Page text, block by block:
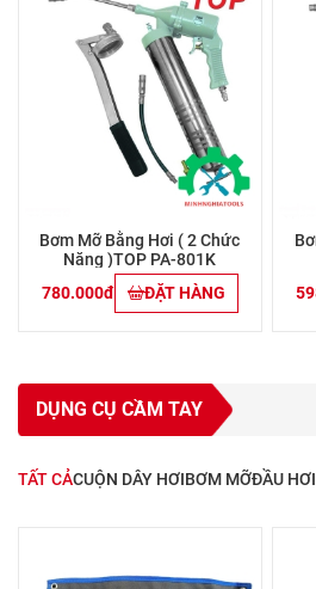
Bơm Mỡ Bằng Hơi ( 2 Chức
Năng )TOP PA-801K
780.000đ
ĐẶT HÀNG
DỤNG CỤ CẦM TAY
TẤT CẢCUỘN DÂY HƠIBƠM MỠĐẦU HƠI